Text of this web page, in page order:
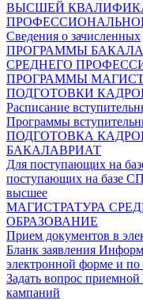
ВЫСШЕЙ
Сведения о зачисленных
ПРОГРАММЫ
СРЕДНЕГО
ПРОГРАММЫ
ПОДГОТОВКИ
Расписание
Программы
ПОДГОТОВКА
БАКАЛАВРИАТ
Для поступающих на
поступающих на базе
высшее
МАГИСТРАТУРА
ОБРАЗОВАНИЕ
Прием документов в
Бланк заявления
электронной форме и по
Задать вопрос
кампаний